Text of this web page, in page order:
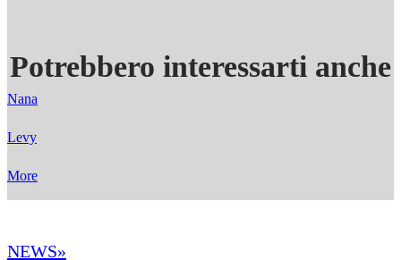
Potrebbero interessarti anche
Nana
Levy
More
NEWS»